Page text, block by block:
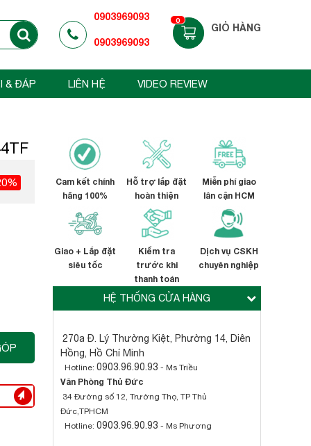
0903969093
0903969093
0
GIỎ HÀNG
& ĐÁP LIÊN HỆ VIDEO REVIEW
Cam kết chính
hãng 100%
Hỗ trợ lắp đặt
hoàn thiện
Miễn phí giao
lân cận HCM
Giao + Lắp đặt
siêu tốc
Kiểm tra
trước khi
thanh toán
Dịch vụ CSKH
chuyên nghiệp
HỆ THỐNG CỬA HÀNG
270a Đ. Lý Thường Kiệt, Phường 14, Diên
Hồng, Hồ Chí Minh
Hotline: 0903.96.90.93 - Ms Triều
Văn Phòng Thủ Đức
34 Đường số 12, Trường Thọ, TP Thủ
Đức,TPHCM
Hotline: 0903.96.90.93 - Ms Phương